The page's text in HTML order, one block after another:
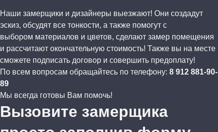
Наши замерщики и дизайнеры выезжают! Они создадут
эскиз, обсудят все тонкости, а также помогут с
выбором материалов и цветов, сделают замер помещения
и рассчитают окончательную стоимость! Также вы на месте
сможете подписать договор и совершить предоплату!
По всем вопросам обращайтесь по телефону: 8 912 881-90-
89
Мы всегда готовы Вам помочь!
Вызовите замерщика